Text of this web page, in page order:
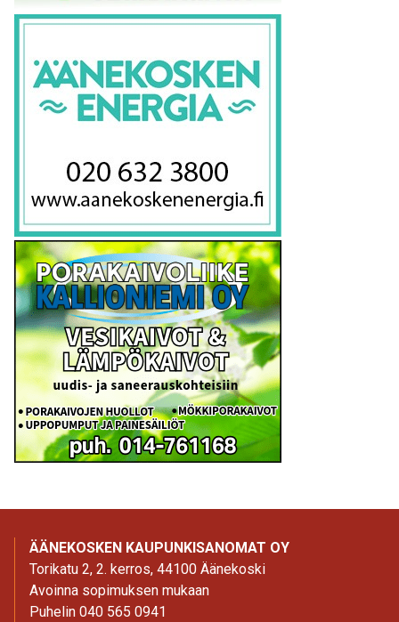
ÄÄNEKOSKEN KAUPUNKISANOMAT OY
Torikatu 2, 2. kerros, 44100 Äänekoski
Avoinna sopimuksen mukaan
Puhelin 040 565 0941